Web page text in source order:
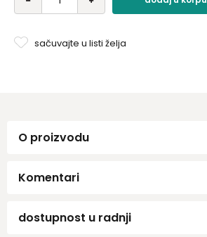
osuši. Ove vežbe na jedinstven način
razumevanje i sposobnost učenja, a za
sačuvajte u listi želja
O proizvodu
Komentari
dostupnost u radnji